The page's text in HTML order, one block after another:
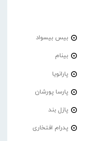
بیس بیسواد
بینام
پارانویا
پارسا پورشان
پازل بند
پدرام افتخاری